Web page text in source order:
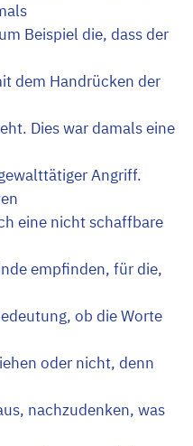
Beispiel die, dass der
dem Handrücken der
Dies war damals eine
Angriff.
eine nicht schaffbare
empfinden, für die,
ob die Worte
oder nicht, denn
nachzudenken, was